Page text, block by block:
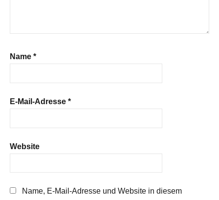
Name *
E-Mail-Adresse *
Website
Name, E-Mail-Adresse und Website in diesem